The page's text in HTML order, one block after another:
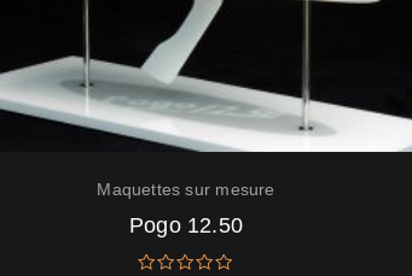
Maquettes sur mesure
Pogo 12.50